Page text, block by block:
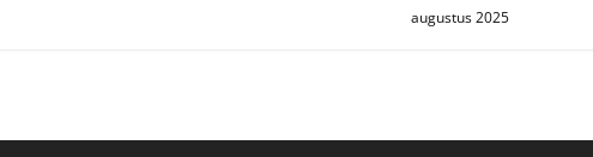
augustus 2025